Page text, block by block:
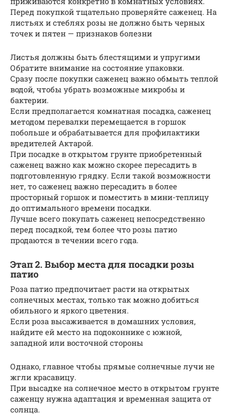
Перед покупкой тщательно проверяйте саженец. На
листьях и стеблях розы не должно быть черных
точек и пятен — признаков болезни
Листья должны быть блестящими и упругими
Обратите внимание на состояние упаковки.
Сразу после покупки саженец важно обмыть теплой
водой, чтобы убрать возможные микробы и
бактерии.
Если предполагается комнатная посадка, саженец
методом перевалки перемещается в горшок
побольше и обрабатывается для профилактики
вредителей Актарой.
При посадке в открытом грунте приобретенный
саженец важно как можно скорее пересадить в
подготовленную грядку. Если такой возможности
нет, то саженец важно пересадить в более
просторный горшок и поместить в мини-теплицу
до оптимального времени посадки.
Лучше всего покупать саженец непосредственно
перед посадкой, тем более что розы патио
продаются в течении всего года.
Этап 2. Выбор места для посадки розы
патио
Роза патио предпочитает расти на открытых
солнечных местах, только так можно добиться
обильного и яркого цветения.
Если роза высаживается в домашних условия,
найдите ей место на подоконнике с южной,
западной или восточной стороны
Однако, главное чтобы прямые солнечные лучи не
жгли красавицу.
При высадке на солнечное место в открытом грунте
саженцу нужна адаптация и временная защита от
солнца.